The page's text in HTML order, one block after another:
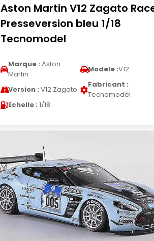
Aston Martin V12 Zagato
Presseversion bleu 1/18
Tecnomodel
Marque : Aston
Martin
Modele :V12
Version : V12 Zagato
Fabricant :
Tecnomodel
Echelle : 1/18